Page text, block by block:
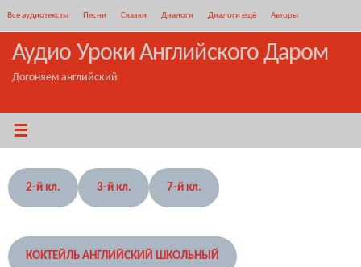
содержимому
Все аудиотексты Песни Сказки Диалоги Диалоги ещё Авторы
Аудио Уроки Английского Даром
Догоняем английский
2-й кл. 3-й кл. 7-й кл.
КОКТЕЙЛЬ АНГЛИЙСКИЙ ШКОЛЬНЫЙ